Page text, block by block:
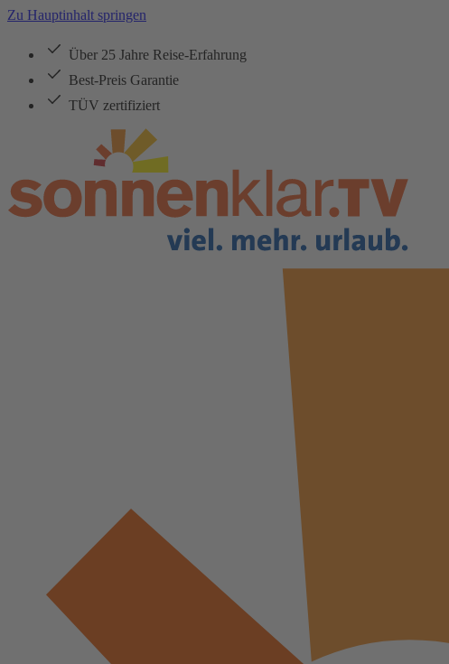
Zu Hauptinhalt springen
Über 25 Jahre Reise-Erfahrung
Best-Preis Garantie
TÜV zertifiziert